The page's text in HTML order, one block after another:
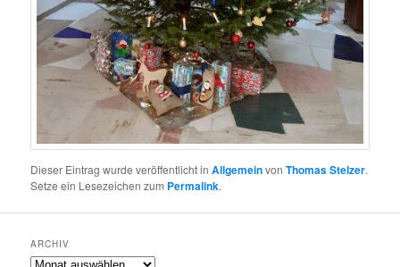
Dieser Eintrag wurde veröffentlicht inAllgemeinvonThomas Stelzer.
Setze ein Lesezeichen zum Permalink.
ARCHIV
Archiv